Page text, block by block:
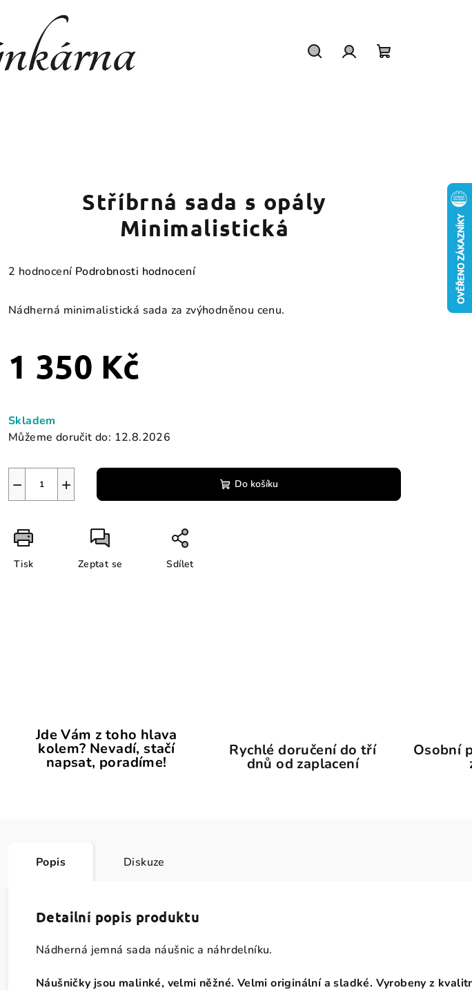
Stříbrná sada s opály
Minimalistická
Průměrné
produktu
2 hodnocení Podrobnosti hodnocení
Nádherná minimalistická sada za zvýhodněnou cenu.
1 350 Kč
cena:
Skladem
Můžeme doručit do: 12.8.2026
+
− Do košíku
Tisk Zeptat se Sdílet
Jde Vám z toho hlava
kolem? Nevadí, stačí
napsat, poradíme!
Rychlé doručení do tří
dnů od zaplacení
Osobní
Popis Diskuze
Detailní popis produktu
Nádherná jemná sada náušnic a náhrdelníku.
Náušničky jsou malinké, velmi něžné. Velmi originální a sladké. Vyrobeny z